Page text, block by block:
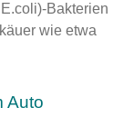
Bakterien
wie etwa
Auto